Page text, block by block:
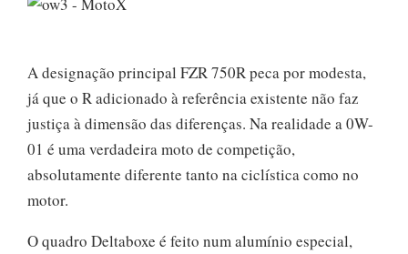
A designação principal FZR 750R peca por modesta,
já que o R adicionado à referência existente não faz
justiça à dimensão das diferenças. Na realidade a 0W-
01 é uma verdadeira moto de competição,
absolutamente diferente tanto na ciclística como no
motor.
O quadro Deltaboxe é feito num alumínio especial,